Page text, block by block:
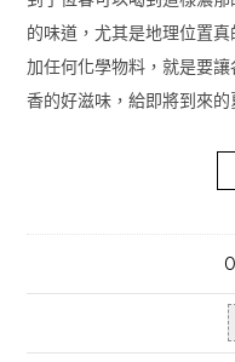
的味道，尤其是地理位置
加任何化學物料，就是要
香的好滋味，給即將到來
0